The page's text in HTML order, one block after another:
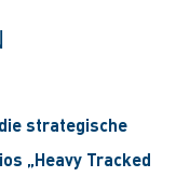
strategische
„Heavy Tracked